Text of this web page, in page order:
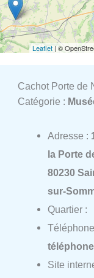
Leaflet | ©
Cachot Porte de
Catégorie :
Adresse :
la Porte
80230
sur-
Quartier :
Site